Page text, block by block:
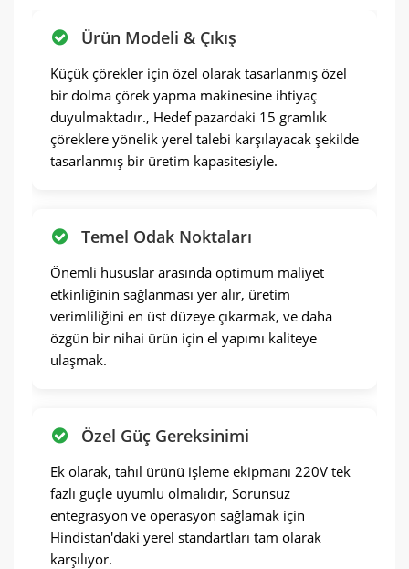
Ürün Modeli & Çıkış
Küçük çörekler için özel olarak tasarlanmış özel
bir dolma çörek yapma makinesine ihtiyaç
duyulmaktadır., Hedef pazardaki 15 gramlık
çöreklere yönelik yerel talebi karşılayacak şekilde
tasarlanmış bir üretim kapasitesiyle.
Temel Odak Noktaları
Önemli hususlar arasında optimum maliyet
etkinliğinin sağlanması yer alır, üretim
verimliliğini en üst düzeye çıkarmak, ve daha
özgün bir nihai ürün için el yapımı kaliteye
ulaşmak.
Özel Güç Gereksinimi
Ek olarak, tahıl ürünü işleme ekipmanı 220V tek
fazlı güçle uyumlu olmalıdır, Sorunsuz
entegrasyon ve operasyon sağlamak için
Hindistan'daki yerel standartları tam olarak
karşılıyor.